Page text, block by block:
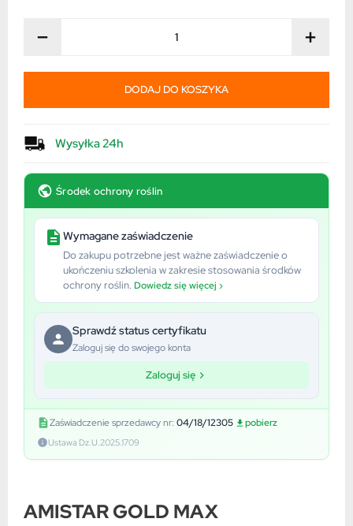
AMISTAR GOLD MAX
− +
DODAJ DO KOSZYKA
Wysyłka 24h
Środek ochrony roślin
Wymagane zaświadczenie
Do zakupu potrzebne jest ważne zaświadczenie o
ukończeniu szkolenia w zakresie stosowania środków
ochrony roślin.Dowiedz się więcej ›
Sprawdź status certyfikatu
Zaloguj się do swojego konta
Zaloguj się
Zaświadczenie sprzedawcy nr: 04/18/12305 pobierz
Ustawa Dz.U.2025.1709